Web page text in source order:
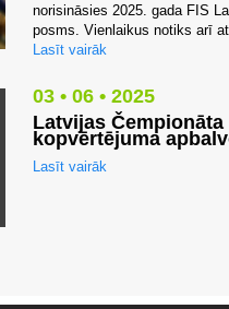
norisināsies 2025. gada FIS
posms. Vienlaikus notiks arī
Lasīt vairāk
03 • 06 • 2025
Latvijas Čempionāta
kopvērtējuma
Lasīt vairāk